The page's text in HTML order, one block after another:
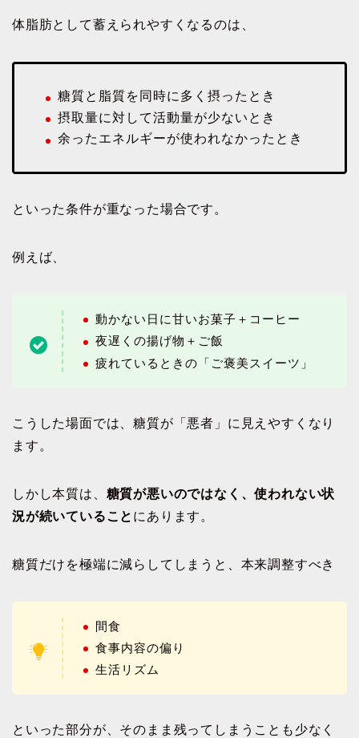
体脂肪として蓄えられやすくなるのは、
糖質と脂質を同時に多く摂ったとき
摂取量に対して活動量が少ないとき
余ったエネルギーが使われなかったとき
といった条件が重なった場合です。
例えば、
動かない日に甘いお菓子＋コーヒー
夜遅くの揚げ物＋ご飯
疲れているときの「ご褒美スイーツ」
こうした場面では、糖質が「悪者」に見えやすくなり
ます。
しかし本質は、 糖質が悪いのではなく、使われない状
況が続いていること にあります。
糖質だけを極端に減らしてしまうと、本来調整すべき
間食
食事内容の偏り
生活リズム
といった部分が、そのまま残ってしまうことも少なく